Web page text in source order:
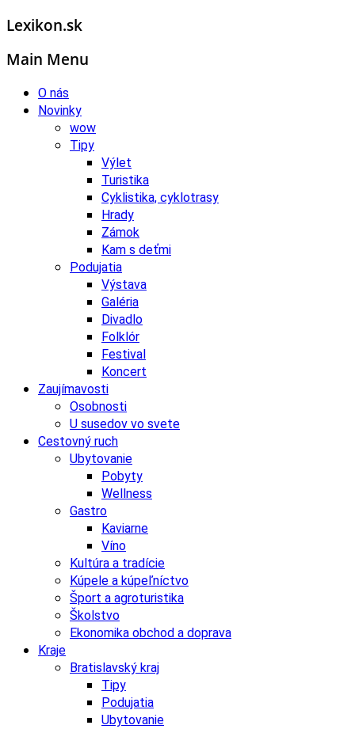
Lexikon.sk
Main Menu
O nás
Novinky
wow
Tipy
Výlet
Turistika
Cyklistika, cyklotrasy
Hrady
Zámok
Kam s deťmi
Podujatia
Výstava
Galéria
Divadlo
Folklór
Festival
Koncert
Zaujímavosti
Osobnosti
U susedov vo svete
Cestovný ruch
Ubytovanie
Pobyty
Wellness
Gastro
Kaviarne
Víno
Kultúra a tradície
Kúpele a kúpeľníctvo
Šport a agroturistika
Školstvo
Ekonomika obchod a doprava
Kraje
Bratislavský kraj
Tipy
Podujatia
Ubytovanie